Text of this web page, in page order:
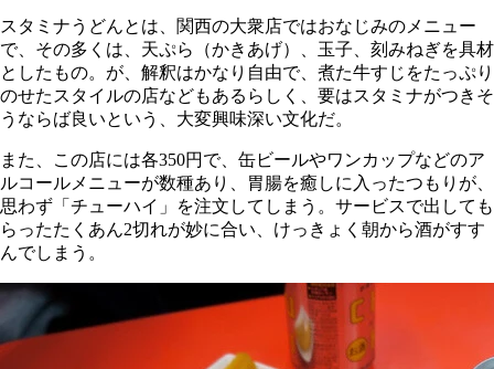
スタミナうどんとは、関西の大衆店ではおなじみのメニュー
で、その多くは、天ぷら（かきあげ）、玉子、刻みねぎを具材
としたもの。が、解釈はかなり自由で、煮た牛すじをたっぷり
のせたスタイルの店などもあるらしく、要はスタミナがつきそ
うならば良いという、大変興味深い文化だ。
また、この店には各350円で、缶ビールやワンカップなどのア
ルコールメニューが数種あり、胃腸を癒しに入ったつもりが、
思わず「チューハイ」を注文してしまう。サービスで出しても
らったたくあん2切れが妙に合い、けっきょく朝から酒がすす
んでしまう。